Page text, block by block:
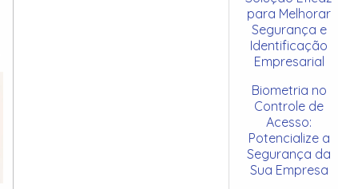
para Melhorar
Segurança e
Identificação
Empresarial
Biometria no
Controle de
Acesso:
Potencialize a
Segurança da
Sua Empresa